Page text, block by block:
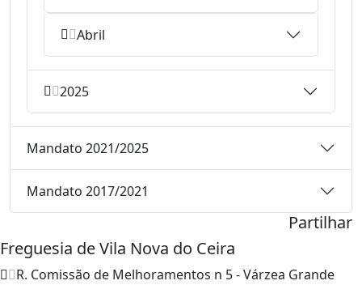
Abril
2025
Mandato 2021/2025
Mandato 2017/2021
Partilhar
Freguesia de Vila Nova do Ceira
R. Comissão de Melhoramentos n 5 - Várzea Grande